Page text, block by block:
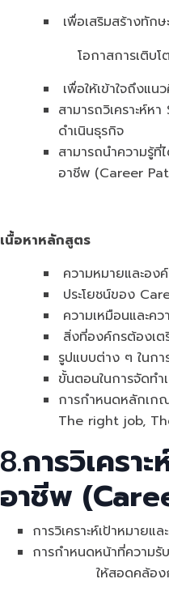
เพื่อเสริมสร้างทัก
โอกาสการเติบโตก้
เพื่อให้เข้าใจถึงแ
สามารถวิเคราะห์
ดำเนินธุรกิจ
สามารถนำความรู้
อาชีพ (Career
เนื้อหาหลักสูตร
ความหมายและอง
ประโยชน์ของ
ความเหมือนและค
สิ่งที่องค์กรต้องเต
รูปแบบต่าง ๆ ในกา
ขั้นตอนในการจัดท
การกำหนดหลักเก
The right job,
8.การวิเคราะ
อาชีพ
การวิเคราะห์เป้าหมาย
การกำหนดหน้าที่ความ
ให้สอดคล้อ